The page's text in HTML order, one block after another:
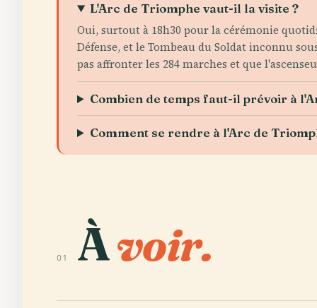
L'Arc de Triomphe vaut-il la visite ?
Oui, surtout à 18h30 pour la cérémonie
Défense, et le Tombeau du Soldat inconnu
pas affronter les 284 marches et que
Combien de temps faut-il prévoir à
Comment se rendre à l'Arc de
01 Àvoir.